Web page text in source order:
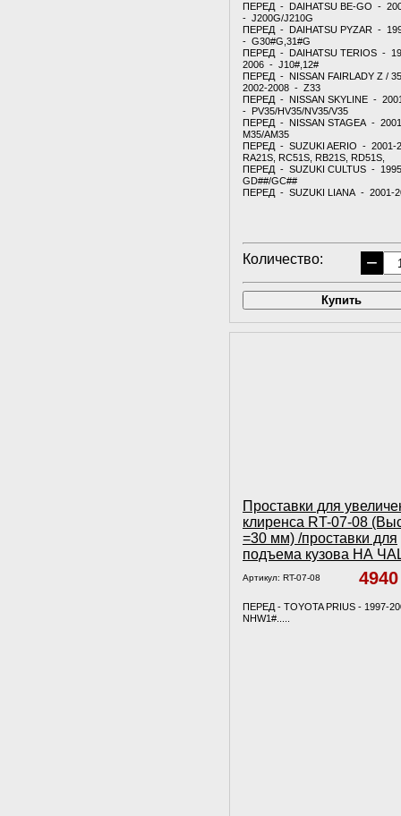
ПЕРЕД - DAIHATSU BE-GO -
- J200G/J210G
ПЕРЕД - DAIHATSU PYZAR -
- G30#G,31#G
ПЕРЕД - DAIHATSU TERIOS -
2006 - J10#,12#
ПЕРЕД - NISSAN FAIRLADY Z /
2002-2008 - Z33
ПЕРЕД - NISSAN SKYLINE -
- PV35/HV35/NV35/V35
ПЕРЕД - NISSAN STAGEA -
M35/AM35
ПЕРЕД - SUZUKI AERIO - 2001-
RA21S, RC51S, RB21S, RD51S,
ПЕРЕД - SUZUKI CULTUS -
GD##/GC##
ПЕРЕД - SUZUKI LIANA - 2001-
Количество: −
Купить
Проставки для
клиренса RT-07-08
=30 мм) /проставки для
подъема кузова НА
Артикул: RT-07-08
ПЕРЕД - TOYOTA PRIUS - 1997-
NHW1#.....